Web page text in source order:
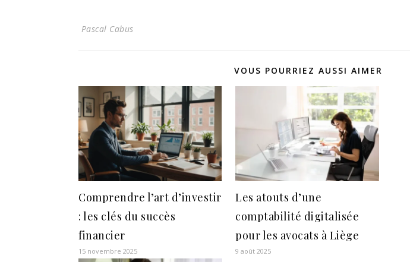
Pascal Cabus
VOUS POURRIEZ AUSSI AIMER
Comprendre l’art d’investir
: les clés du succès
financier
15 novembre 2025
Les atouts d’une
comptabilité digitalisée
pour les avocats à Liège
9 août 2025